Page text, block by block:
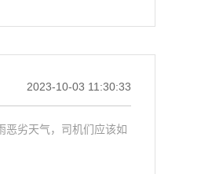
2023-10-03 11:30:33
劣天气，司机们应该如